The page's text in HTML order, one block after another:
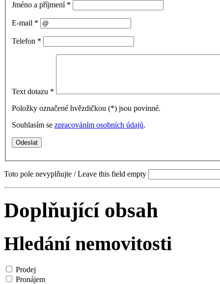
Jméno a příjmení *
E-mail *
Telefon *
Text dotazu *
Položky označené hvězdičkou (*) jsou povinné.
Souhlasím se zpracováním osobních údajů.
Toto pole nevyplňujte / Leave this field empty
Doplňující obsah
Hledání nemovitosti
Prodej
Pronájem